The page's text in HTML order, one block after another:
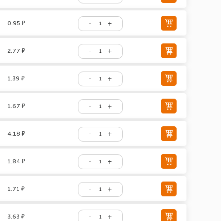
0.95 ₽
2.77 ₽
1.39 ₽
1.67 ₽
4.18 ₽
1.84 ₽
1.71 ₽
3.63 ₽